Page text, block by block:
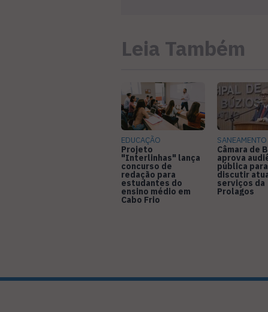
Leia Também
EDUCAÇÃO
Projeto
"Interlinhas" lança
concurso de
redação para
estudantes do
ensino médio em
Cabo Frio
SANEAMENTO
Câmara de
aprova
pública para
discutir
serviços da
Prolagos